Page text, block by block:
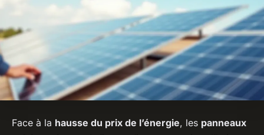
Face à la hausse du prix de l’énergie, les panneaux